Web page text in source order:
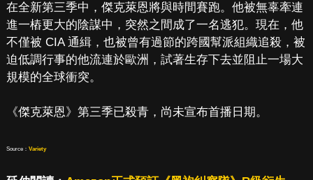
在全新第三季中，傑克萊恩將與時間賽跑。他被無辜牽連
進一樁更大的陰謀中，突然之間成了一名逃犯。現在，他
不僅被 CIA 通緝，也被曾有過節的跨國幫派組織追殺，被
迫低調行事的他流連於歐洲，試著生存下去並阻止一場大
規模的全球衝突。
《傑克萊恩》第三季已殺青，尚未宣布首播日期。
Source： Variety